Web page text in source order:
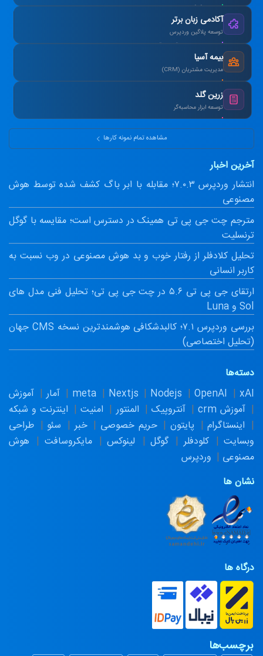
آکادمی زبان برتر
توسعه پلاگین وردپرس
طراحی سیستم آزمون آنلاین و صدور کارنامه.
بیمه آسیا
مدیریت مشتریان (CRM)
یکپارچه‌سازی اطلاعات و اتوماسیون پیامک.
زرین گلد
توسعه ابزار محاسبه‌گر
ماشین‌حساب پیشرفته سود مرکب و طلا.
مشاهده تمام نمونه کارها
آخرین اخبار
انتشار وردپرس ۷.۰.۳؛ مقابله با ابر باگ کشف شده توسط هوش
مصنوعی
مترجم چت جی پی تی همینک در دسترس است؛ مقایسه با گوگل
ترنسلیت
تحلیل کلادفلر از رفتار خوب و بد هوش مصنوعی در وب نسبت به
کاربر انسانی
ارتقای جی پی تی ۵.۶ در چت جی پی تی؛ تحلیل فنی مدل های
Sol و Luna
بررسی وردپرس ۷.۱؛ کالبدشکافی هوشمندترین نسخه CMS جهان
(تحلیل اختصاصی)
دسته‌ها
meta
Nextjs Nodejs OpenAI xAI آمار
آموزش
آموزش crm
آنتروپیک المنتور امنیت
اینترنت و شبکه
اینستاگرام
پایتون حریم خصوصی خبر سئو
طراحی
وبسایت
کلودفلر گوگل لینوکس مایکروسافت
هوش
مصنوعی
وردپرس
نشان ها
درگاه ها
برچسب‌ها